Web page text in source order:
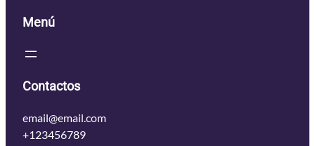
Menú
Contactos
email@email.com
+123456789